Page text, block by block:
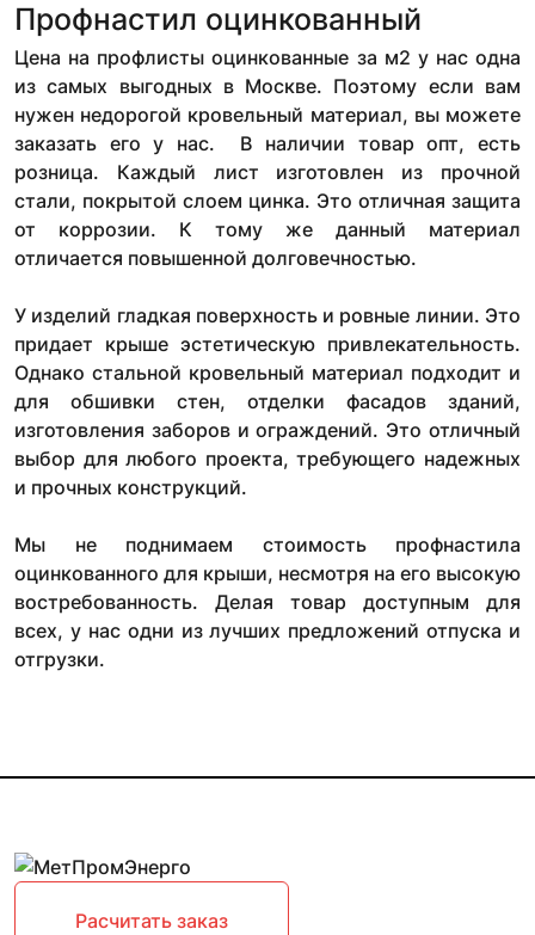
Профнастил оцинкованный
Цена на профлисты оцинкованные за м2 у нас одна
из самых выгодных в Москве. Поэтому если вам
нужен недорогой кровельный материал, вы можете
заказать его у нас. В наличии товар опт, есть
розница. Каждый лист изготовлен из прочной
стали, покрытой слоем цинка. Это отличная защита
от коррозии. К тому же данный материал
отличается повышенной долговечностью.
У изделий гладкая поверхность и ровные линии. Это
придает крыше эстетическую привлекательность.
Однако стальной кровельный материал подходит и
для обшивки стен, отделки фасадов зданий,
изготовления заборов и ограждений. Это отличный
выбор для любого проекта, требующего надежных
и прочных конструкций.
Мы не поднимаем стоимость профнастила
оцинкованного для крыши, несмотря на его высокую
востребованность. Делая товар доступным для
всех, у нас одни из лучших предложений отпуска и
отгрузки.
Расчитать заказ